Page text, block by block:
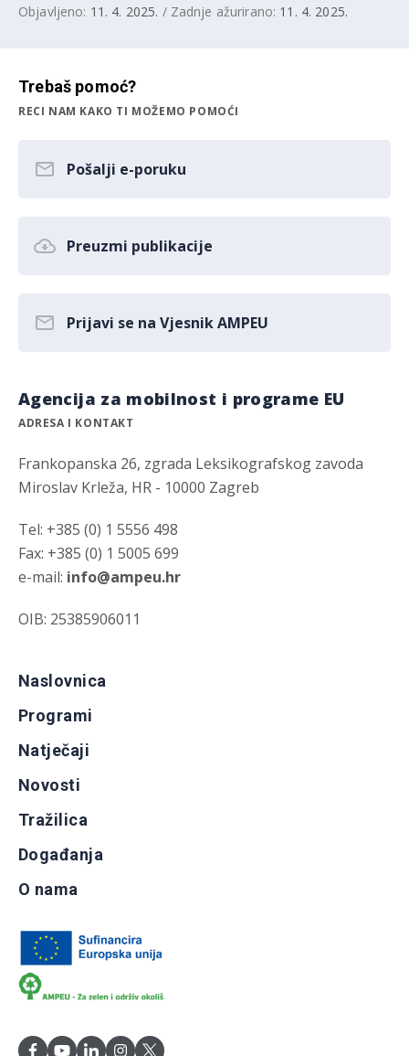
Objavljeno: 11. 4. 2025. / Zadnje ažurirano: 11. 4. 2025.
Trebaš pomoć?
RECI NAM KAKO TI MOŽEMO POMOĆI
Pošalji e-poruku
Preuzmi publikacije
Prijavi se na Vjesnik AMPEU
Agencija za mobilnost i programe EU
ADRESA I KONTAKT
Frankopanska 26, zgrada Leksikografskog zavoda
Miroslav Krleža, HR - 10000 Zagreb
Tel: +385 (0) 1 5556 498
Fax: +385 (0) 1 5005 699
e-mail: info@ampeu.hr
OIB: 25385906011
Naslovnica
Programi
Natječaji
Novosti
Tražilica
Događanja
O nama